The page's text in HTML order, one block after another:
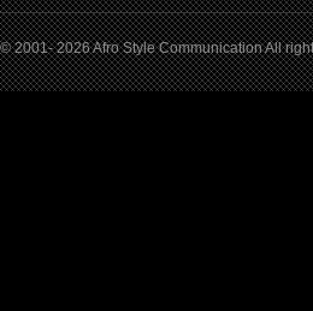
© 2001- 2026 Afro Style Communication All